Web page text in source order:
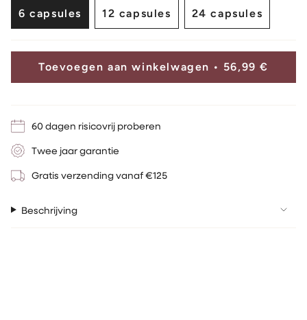
6 capsules
Translation
12 capsules
Translation
24 capsules
Translation
Toevoegen aan winkelwagen 56,99 €
60 dagen risicovrij proberen
Twee jaar garantie
Gratis verzending vanaf €125
Beschrijving